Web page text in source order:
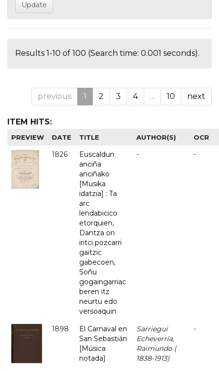
Results 1-10 of 100 (Search time: 0.001 seconds).
previous 1 2 3 4 ... 10 next
ITEM HITS:
PREVIEW DATE TITLE AUTHOR(S) OCR
1826
Euscaldun
anciña
anciñako
[Musika
idatzia] : Ta
arc
lendabicico
etorquien,
Dantza on
iritci pozcarri
gaitzic
gabecoen,
Soñu
gogaingarriac
beren itz
neurtu edo
versoaquin
- -
1898
El Carnaval en
San Sebastián
[Música
notada]
Sarriegui
Echeverría,
Raimundo (
1838-1913)
-